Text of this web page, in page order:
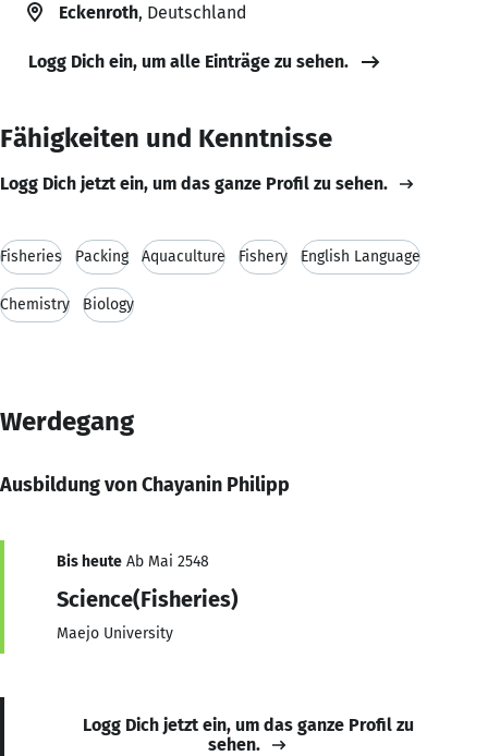
Eckenroth, Deutschland
Logg Dich ein, um alle Einträge zu sehen.
Fähigkeiten und Kenntnisse
Logg Dich jetzt ein, um das ganze Profil zu sehen.
Fisheries Packing Aquaculture Fishery English Language
Chemistry Biology
Werdegang
Ausbildung von Chayanin Philipp
Bis heute Ab Mai 2548
Science(Fisheries)
Maejo University
Logg Dich jetzt ein, um das ganze Profil zu
sehen.